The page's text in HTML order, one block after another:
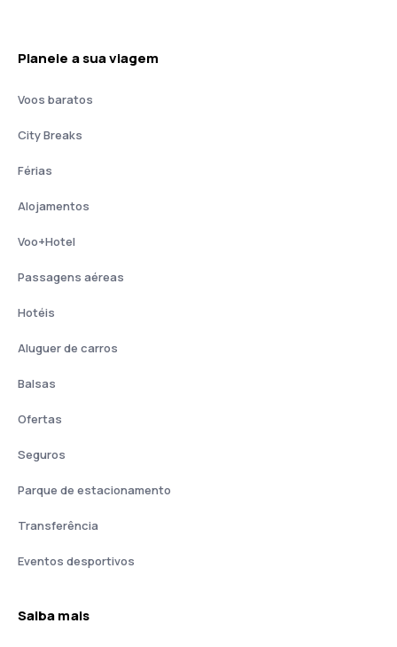
Planeie a sua viagem
Voos baratos
City Breaks
Férias
Alojamentos
Voo+Hotel
Passagens aéreas
Hotéis
Aluguer de carros
Balsas
Ofertas
Seguros
Parque de estacionamento
Transferência
Eventos desportivos
Saiba mais